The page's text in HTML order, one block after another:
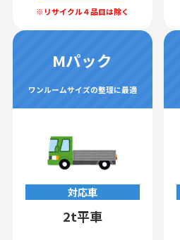
Mパック
ワンルームサイズの整理に最適
対応車
2t平車